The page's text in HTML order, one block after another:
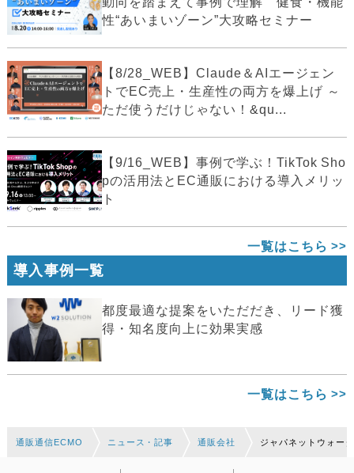
性“あいまいゾーン”大攻略セミナー
【8/28_WEB】Claude＆AIエージェン
トでEC売上・生産性の両方を爆上げ ～
ただ使うだけじゃない！&qu...
【9/16_WEB】事例で学ぶ！TikTok Sho
pの活用法とEC通販における導入メリッ
ト
一覧はこちら
導入事例一覧
都度最適な提案をいただだき、リード獲
得・知名度向上に効果実感
一覧はこちら
通販通信ECMO ニュース・記事 通販会社 ジャパネットウォー